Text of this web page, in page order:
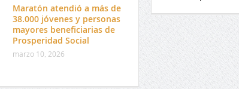
Maratón atendió a más de
38.000 jóvenes y personas
mayores beneficiarias de
Prosperidad Social
marzo 10, 2026